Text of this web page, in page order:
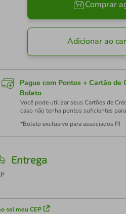
Comprar
Adicionar ao
Pague com Pontos + Cartão de
Boleto
Você pode utilizar seus Cartões de
caso não tenha pontos suficientes
*Boleto exclusivo para associados PJ
Entrega
sei meu CEP